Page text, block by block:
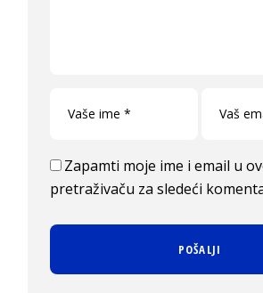
Zapamti moje ime i email u
pretraživaču za sledeći